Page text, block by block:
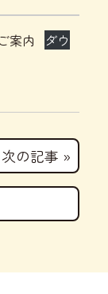
案内
ダウ
次の記事 »